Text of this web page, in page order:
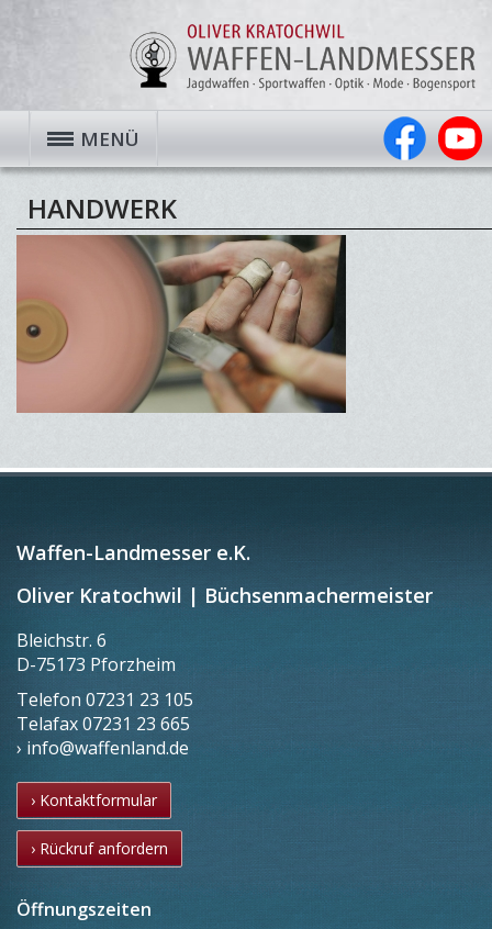
MENÜ
HANDWERK
Waffen-Landmesser e.K.
Oliver Kratochwil | Büchsenmachermeister
Bleichstr. 6
D-75173 Pforzheim
Telefon 07231 23 105
Telafax07231 23 665
› info@waffenland.de
› Kontaktformular
› Rückruf anfordern
Öffnungszeiten